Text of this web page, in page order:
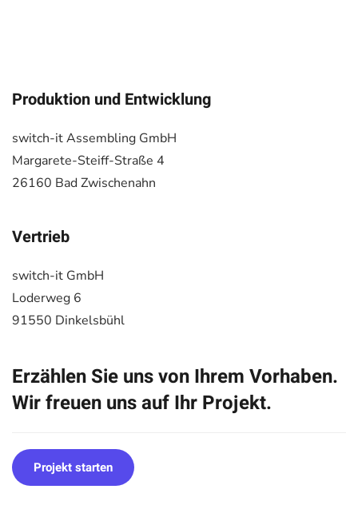
Produktion und Entwicklung
switch-it Assembling GmbH
Margarete-Steiff-Straße 4
26160 Bad Zwischenahn
Vertrieb
switch-it GmbH
Loderweg 6
91550 Dinkelsbühl
Erzählen Sie uns von Ihrem Vorhaben.
Wir freuen uns auf Ihr Projekt.
Projekt starten